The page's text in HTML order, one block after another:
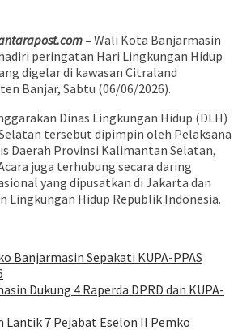
– Wali Kota Banjarmasin
peringatan Hari Lingkungan Hidup
digelar di kawasan Citraland
Banjar, Sabtu (06/06/2026).
Dinas Lingkungan Hidup (DLH)
tersebut dipimpin oleh Pelaksana
Daerah Provinsi Kalimantan Selatan,
juga terhubung secara daring
yang dipusatkan di Jakarta dan
Lingkungan Hidup Republik Indonesia.
Banjarmasin Sepakati KUPA-PPAS
Dukung 4 Raperda DPRD dan KUPA-
Lantik 7 Pejabat Eselon II Pemko